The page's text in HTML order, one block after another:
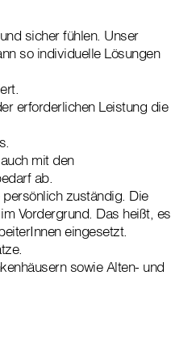
sicher fühlen. Unser
so individuelle Lösungen
erforderlichen Leistung die
mit den
ab.
zuständig. Die
Vordergrund. Das heißt, es
eingesetzt.
sowie Alten- und